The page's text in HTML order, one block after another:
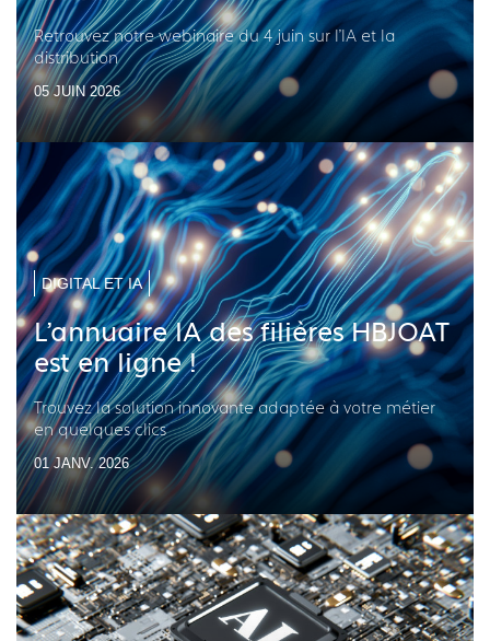
Retrouvez notre webinaire du 4 juin sur l'IA et la
distribution
05 JUIN 2026
DIGITAL ET IA
L'annuaire IA des filières HBJOAT
est en ligne !
Trouvez la solution innovante adaptée à votre métier
en quelques clics
01 JANV. 2026